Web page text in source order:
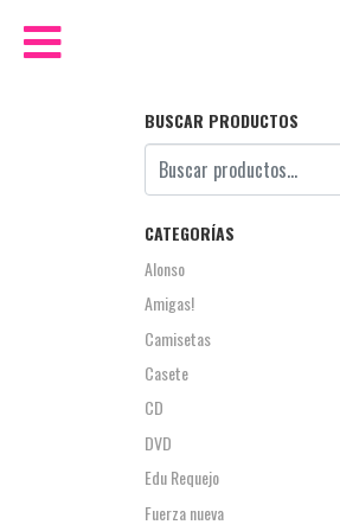
BUSCAR PRODUCTOS
CATEGORÍAS
Alonso
Amigas!
Camisetas
Casete
CD
DVD
Edu Requejo
Fuerza nueva